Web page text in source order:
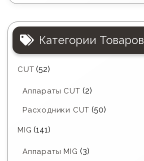
Категории Товаров
CUT (52)
Аппараты CUT (2)
Расходники CUT (50)
MIG (141)
Аппараты MIG (3)